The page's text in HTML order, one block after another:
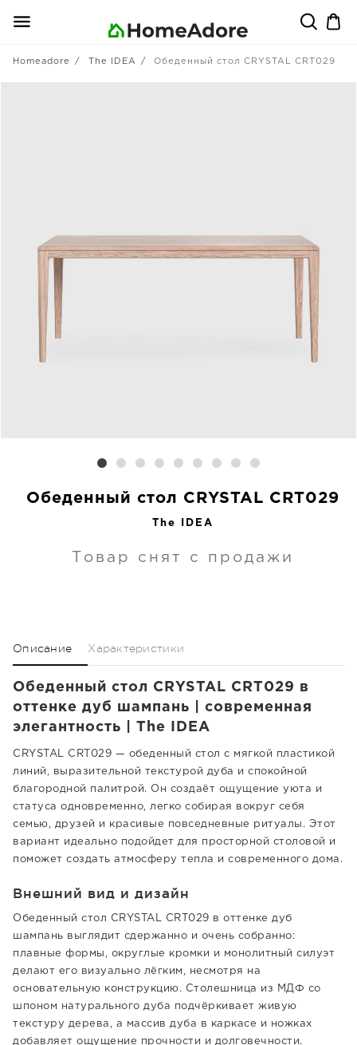
Homeadore The IDEA Обеденный стол CRYSTAL CRT029
Обеденный стол CRYSTAL CRT029
The IDEA
Товар снят с продажи
Описание Характеристики
Обеденный стол CRYSTAL CRT029 в
оттенке дуб шампань | современная
элегантность | The IDEA
CRYSTAL CRT029 — обеденный стол с мягкой пластикой
линий, выразительной текстурой дуба и спокойной
благородной палитрой. Он создаёт ощущение уюта и
статуса одновременно, легко собирая вокруг себя
семью, друзей и красивые повседневные ритуалы. Этот
вариант идеально подойдет для просторной столовой и
поможет создать атмосферу тепла и современного дома.
Внешний вид и дизайн
Обеденный стол CRYSTAL CRT029 в оттенке дуб
шампань выглядит сдержанно и очень собранно:
плавные формы, округлые кромки и монолитный силуэт
делают его визуально лёгким, несмотря на
основательную конструкцию. Столешница из МДФ со
шпоном натурального дуба подчёркивает живую
текстуру дерева, а массив дуба в каркасе и ножках
добавляет ощущение прочности и долговечности.